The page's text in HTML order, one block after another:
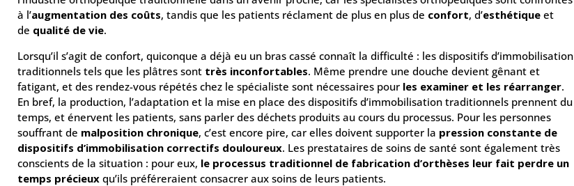
à l’augmentation des coûts, tandis que les patients réclament de plus en plus de confort, d’esthétique et
de qualité de vie.
Lorsqu’il s’agit de confort, quiconque a déjà eu un bras cassé connaît la difficulté : les dispositifs d’immobilisation
traditionnels tels que les plâtres sont très inconfortables. Même prendre une douche devient gênant et
fatigant, et des rendez-vous répétés chez le spécialiste sont nécessaires pour les examiner et les réarranger.
En bref, la production, l’adaptation et la mise en place des dispositifs d’immobilisation traditionnels prennent du
temps, et énervent les patients, sans parler des déchets produits au cours du processus. Pour les personnes
souffrant de malposition chronique, c’est encore pire, car elles doivent supporter la pression constante de
dispositifs d’immobilisation correctifs douloureux. Les prestataires de soins de santé sont également très
conscients de la situation : pour eux, le processus traditionnel de fabrication d’orthèses leur fait perdre un
temps précieux qu’ils préféreraient consacrer aux soins de leurs patients.